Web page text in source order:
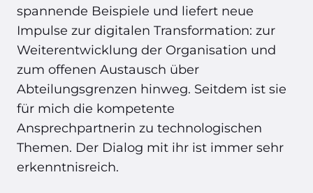
spannende Beispiele und liefert neue
Impulse zur digitalen Transformation: zur
Weiterentwicklung der Organisation und
zum offenen Austausch über
Abteilungsgrenzen hinweg. Seitdem ist sie
für mich die kompetente
Ansprechpartnerin zu technologischen
Themen. Der Dialog mit ihr ist immer sehr
erkenntnisreich.